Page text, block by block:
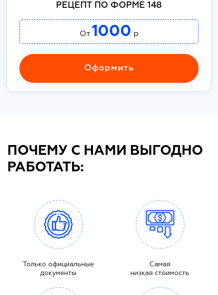
РЕЦЕПТ ПО ФОРМЕ 148
От 1000 р
Оформить
ПОЧЕМУ С НАМИ ВЫГОДНО
РАБОТАТЬ:
Только официальные
документы
Самая
низкая стоимость